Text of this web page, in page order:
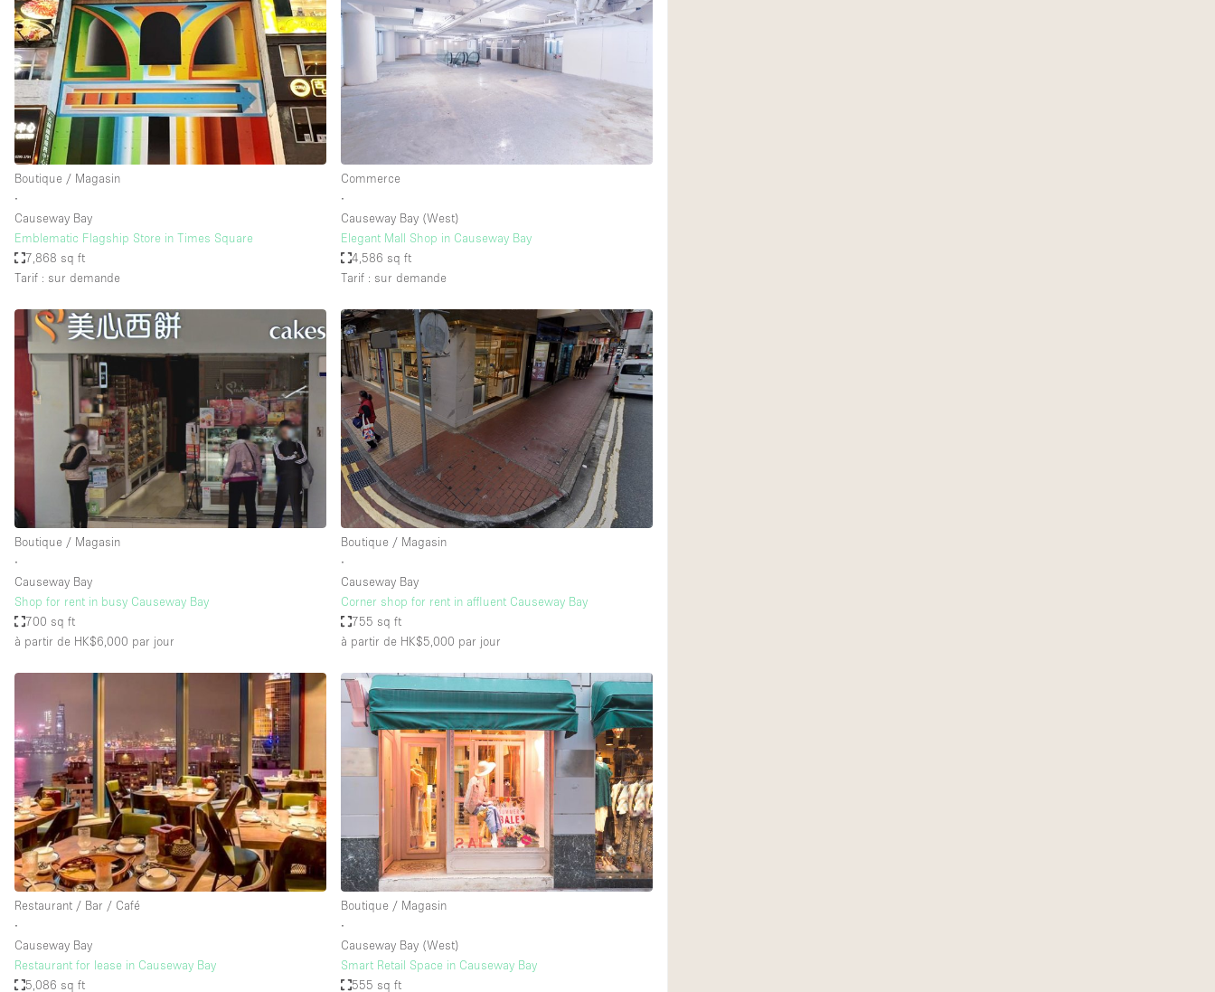
Boutique / Magasin
∙
Causeway Bay
Emblematic Flagship Store in Times Square
7,868 sq ft
Tarif : sur demande
Commerce
∙
Causeway Bay (West)
Elegant Mall Shop in Causeway Bay
4,586 sq ft
Tarif : sur demande
Boutique / Magasin
∙
Causeway Bay
Shop for rent in busy Causeway Bay
700 sq ft
à partir de HK$6,000 par jour
Boutique / Magasin
∙
Causeway Bay
Corner shop for rent in affluent Causeway Bay
755 sq ft
à partir de HK$5,000 par jour
Restaurant / Bar / Café
∙
Causeway Bay
Restaurant for lease in Causeway Bay
5,086 sq ft
Boutique / Magasin
∙
Causeway Bay (West)
Smart Retail Space in Causeway Bay
555 sq ft